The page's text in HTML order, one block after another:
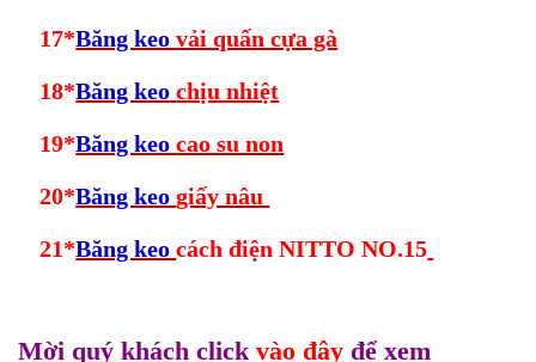
17*Băng keovải quấn cựa gà
18*Băng keo chịu nhiệt
19*Băng keocao su non
20*Băng keogiấy nâu
21*Băng keocách điện NITTO NO.15
Mời quý khách click vào đây để xem